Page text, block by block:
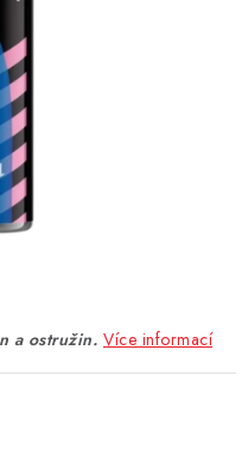
a ostružin. Více informací